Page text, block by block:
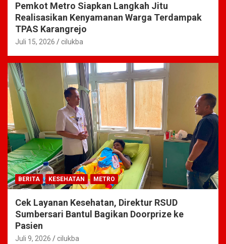
Pemkot Metro Siapkan Langkah Jitu
Realisasikan Kenyamanan Warga Terdampak
TPAS Karangrejo
Juli 15, 2026 cilukba
BERITA KESEHATAN METRO
Cek Layanan Kesehatan, Direktur RSUD
Sumbersari Bantul Bagikan Doorprize ke
Pasien
Juli 9, 2026 cilukba